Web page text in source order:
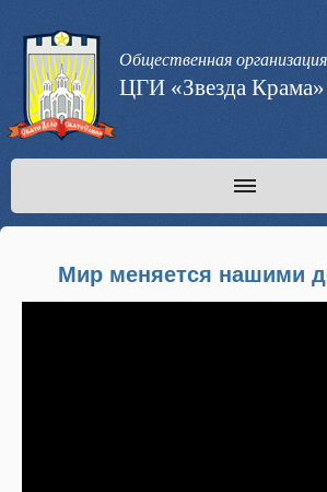
Общественная организация
ЦГИ «Звезда Крама»
Мир меняется нашими